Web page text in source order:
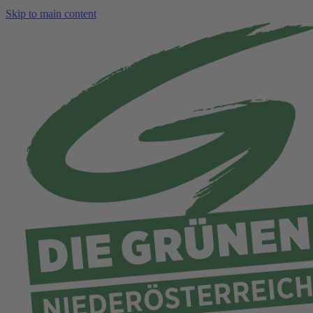
Skip to main content